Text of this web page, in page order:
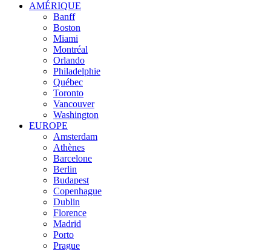
AMÉRIQUE
Banff
Boston
Miami
Montréal
Orlando
Philadelphie
Québec
Toronto
Vancouver
Washington
EUROPE
Amsterdam
Athènes
Barcelone
Berlin
Budapest
Copenhague
Dublin
Florence
Madrid
Porto
Prague